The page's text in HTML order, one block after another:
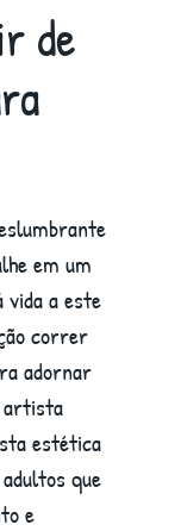
de
em um
vida a este
correr
adornar
artista
estética
que
e